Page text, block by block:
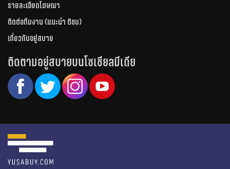
รายละเอียดโฆษณา
ติดต่อทีมงาน (แนะนำ ติชม)
เกี่ยวกับอยู่สบาย
ติดตามอยู่สบายบนโซเชียลมีเดีย